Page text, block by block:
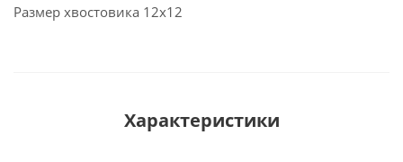
Размер хвостовика 12х12
Характеристики